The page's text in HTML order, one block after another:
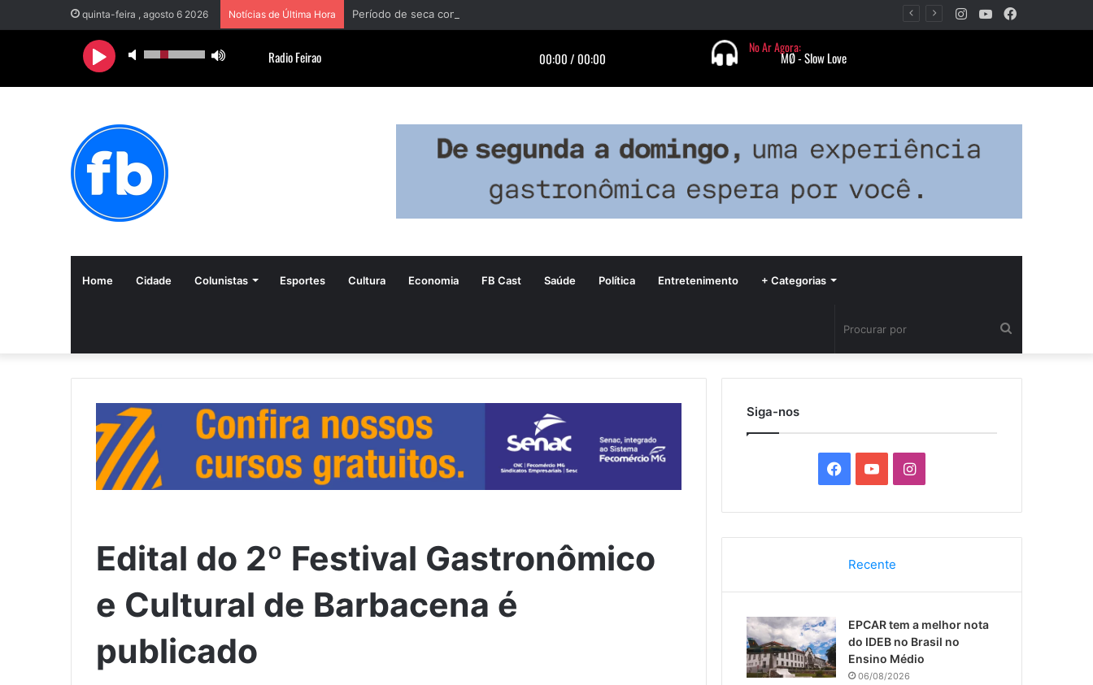
quinta-feira , agosto 6 2026 Notícias de Última Hora YouTube
Instagram
Home Cidade Colunistas Esportes Cultura Economia FB Cast Saúde Política Entretenimento + Categorias
por
Edital do 2º Festival Gastronômico
e Cultural de Barbacena é
publicado
Siga-nos
c
e
b
o
o
u
T
u
b
e
I
s
a
g
r
Recente
EPCAR tem a melhor nota
do IDEB no Brasil no
Ensino Médio
06/08/2026